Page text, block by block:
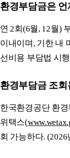
환경부담금은 언
연 2회(6월, 12월)
이내이며, 기한 내
선비용 부담법 시
환경부담금 조
한국환경공단 환
위택스(
회 가능하다. (2026